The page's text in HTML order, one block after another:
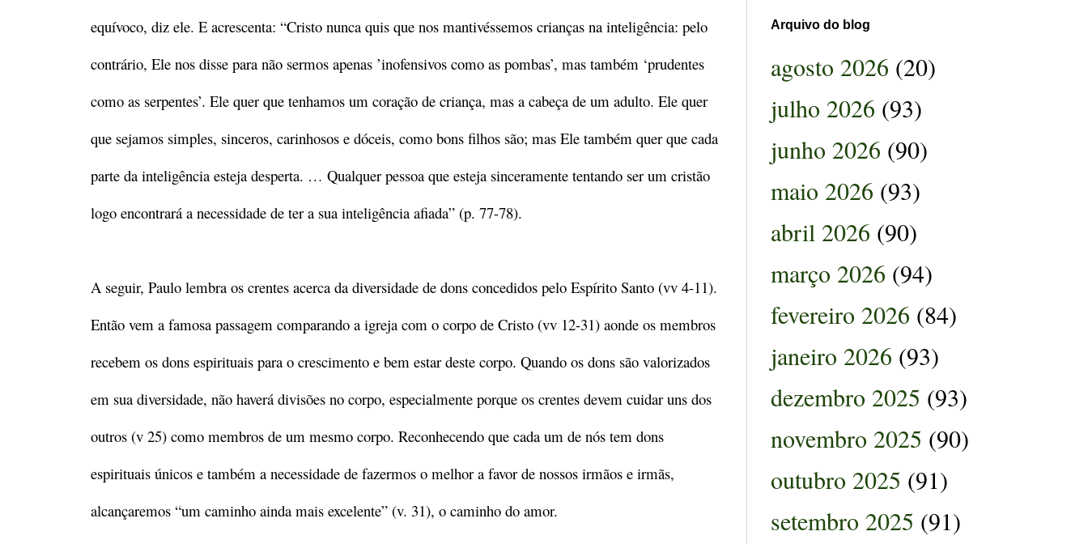
equívoco, diz ele. E acrescenta: “Cristo nunca quis que nos mantivéssemos crianças na inteligência: pelo
contrário, Ele nos disse para não sermos apenas ’inofensivos como as pombas’, mas também ‘prudentes
como as serpentes’. Ele quer que tenhamos um coração de criança, mas a cabeça de um adulto. Ele quer
que sejamos simples, sinceros, carinhosos e dóceis, como bons filhos são; mas Ele também quer que cada
parte da inteligência esteja desperta. … Qualquer pessoa que esteja sinceramente tentando ser um cristão
logo encontrará a necessidade de ter a sua inteligência afiada” (p. 77-78).
A seguir, Paulo lembra os crentes acerca da diversidade de dons concedidos pelo Espírito Santo (vv 4-11).
Então vem a famosa passagem comparando a igreja com o corpo de Cristo (vv 12-31) aonde os membros
recebem os dons espirituais para o crescimento e bem estar deste corpo. Quando os dons são valorizados
em sua diversidade, não haverá divisões no corpo, especialmente porque os crentes devem cuidar uns dos
outros (v 25) como membros de um mesmo corpo. Reconhecendo que cada um de nós tem dons
espirituais únicos e também a necessidade de fazermos o melhor a favor de nossos irmãos e irmãs,
alcançaremos “um caminho ainda mais excelente” (v. 31), o caminho do amor.
Arquivo do blog
agosto 2026 (20)
julho 2026 (93)
junho 2026 (90)
maio 2026 (93)
abril 2026 (90)
março 2026 (94)
fevereiro 2026 (84)
janeiro 2026 (93)
dezembro 2025 (93)
novembro 2025 (90)
outubro 2025 (91)
setembro 2025 (91)